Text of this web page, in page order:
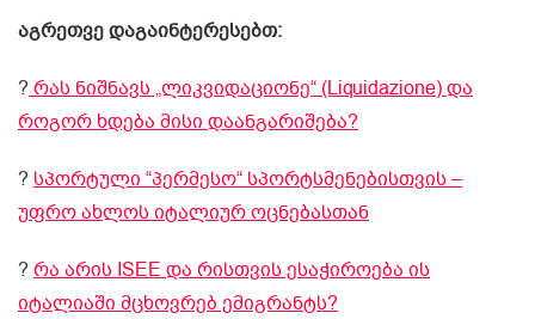
აგრეთვე დაგაინტერესებთ:
? რას ნიშნავს „ლიკვიდაციონე“ (Liquidazione) და
როგორ ხდება მისი დაანგარიშება?
? სპორტული “პერმესო“ სპორტსმენებისთვის –
უფრო ახლოს იტალიურ ოცნებასთან
? რა არის ISEE და რისთვის ესაჭიროება ის
იტალიაში მცხოვრებ ემიგრანტს?